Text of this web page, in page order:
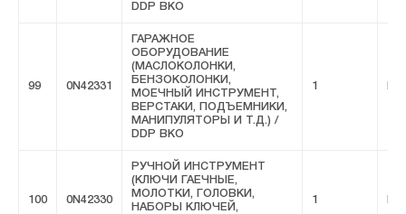
DDP ВКО
99 0N42331
ГАРАЖНОЕ
ОБОРУДОВАНИЕ
(МАСЛОКОЛОНКИ,
БЕНЗОКОЛОНКИ,
МОЕЧНЫЙ ИНСТРУМЕНТ,
ВЕРСТАКИ, ПОДЪЕМНИКИ,
МАНИПУЛЯТОРЫ И Т.Д.) /
DDP ВКО
1
100 0N42330
РУЧНОЙ ИНСТРУМЕНТ
(КЛЮЧИ ГАЕЧНЫЕ,
МОЛОТКИ, ГОЛОВКИ,
НАБОРЫ КЛЮЧЕЙ,
1